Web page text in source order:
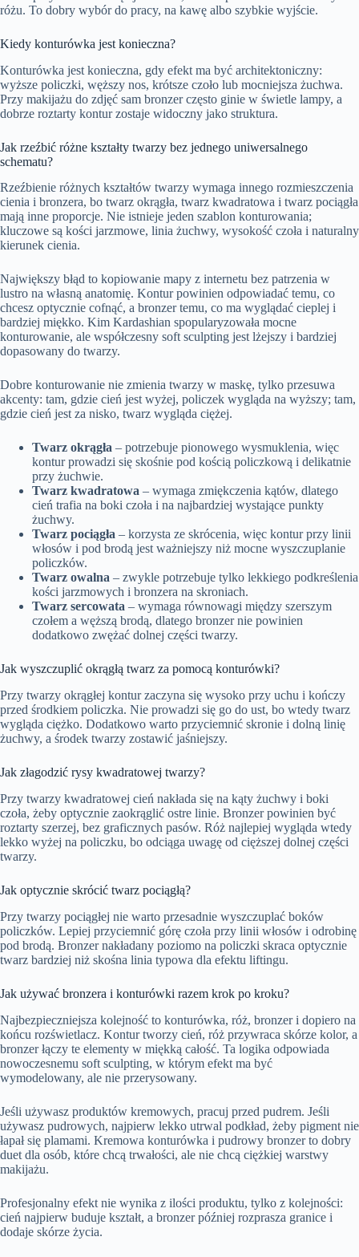
różu. To dobry wybór do pracy, na kawę albo szybkie wyjście.
Kiedy konturówka jest konieczna?
Konturówka jest konieczna, gdy efekt ma być architektoniczny:
wyższe policzki, węższy nos, krótsze czoło lub mocniejsza żuchwa.
Przy makijażu do zdjęć sam bronzer często ginie w świetle lampy, a
dobrze roztarty kontur zostaje widoczny jako struktura.
Jak rzeźbić różne kształty twarzy bez jednego uniwersalnego
schematu?
Rzeźbienie różnych kształtów twarzy wymaga innego rozmieszczenia
cienia i bronzera, bo twarz okrągła, twarz kwadratowa i twarz pociągła
mają inne proporcje. Nie istnieje jeden szablon konturowania;
kluczowe są kości jarzmowe, linia żuchwy, wysokość czoła i naturalny
kierunek cienia.
Największy błąd to kopiowanie mapy z internetu bez patrzenia w
lustro na własną anatomię. Kontur powinien odpowiadać temu, co
chcesz optycznie cofnąć, a bronzer temu, co ma wyglądać cieplej i
bardziej miękko. Kim Kardashian spopularyzowała mocne
konturowanie, ale współczesny soft sculpting jest lżejszy i bardziej
dopasowany do twarzy.
Dobre konturowanie nie zmienia twarzy w maskę, tylko przesuwa
akcenty: tam, gdzie cień jest wyżej, policzek wygląda na wyższy; tam,
gdzie cień jest za nisko, twarz wygląda ciężej.
Twarz okrągła – potrzebuje pionowego wysmuklenia, więc
kontur prowadzi się skośnie pod kością policzkową i delikatnie
przy żuchwie.
Twarz kwadratowa – wymaga zmiękczenia kątów, dlatego
cień trafia na boki czoła i na najbardziej wystające punkty
żuchwy.
Twarz pociągła – korzysta ze skrócenia, więc kontur przy linii
włosów i pod brodą jest ważniejszy niż mocne wyszczuplanie
policzków.
Twarz owalna – zwykle potrzebuje tylko lekkiego podkreślenia
kości jarzmowych i bronzera na skroniach.
Twarz sercowata – wymaga równowagi między szerszym
czołem a węższą brodą, dlatego bronzer nie powinien
dodatkowo zwężać dolnej części twarzy.
Jak wyszczuplić okrągłą twarz za pomocą konturówki?
Przy twarzy okrągłej kontur zaczyna się wysoko przy uchu i kończy
przed środkiem policzka. Nie prowadzi się go do ust, bo wtedy twarz
wygląda ciężko. Dodatkowo warto przyciemnić skronie i dolną linię
żuchwy, a środek twarzy zostawić jaśniejszy.
Jak złagodzić rysy kwadratowej twarzy?
Przy twarzy kwadratowej cień nakłada się na kąty żuchwy i boki
czoła, żeby optycznie zaokrąglić ostre linie. Bronzer powinien być
roztarty szerzej, bez graficznych pasów. Róż najlepiej wygląda wtedy
lekko wyżej na policzku, bo odciąga uwagę od cięższej dolnej części
twarzy.
Jak optycznie skrócić twarz pociągłą?
Przy twarzy pociągłej nie warto przesadnie wyszczuplać boków
policzków. Lepiej przyciemnić górę czoła przy linii włosów i odrobinę
pod brodą. Bronzer nakładany poziomo na policzki skraca optycznie
twarz bardziej niż skośna linia typowa dla efektu liftingu.
Jak używać bronzera i konturówki razem krok po kroku?
Najbezpieczniejsza kolejność to konturówka, róż, bronzer i dopiero na
końcu rozświetlacz. Kontur tworzy cień, róż przywraca skórze kolor, a
bronzer łączy te elementy w miękką całość. Ta logika odpowiada
nowoczesnemu soft sculpting, w którym efekt ma być
wymodelowany, ale nie przerysowany.
Jeśli używasz produktów kremowych, pracuj przed pudrem. Jeśli
używasz pudrowych, najpierw lekko utrwal podkład, żeby pigment nie
łapał się plamami. Kremowa konturówka i pudrowy bronzer to dobry
duet dla osób, które chcą trwałości, ale nie chcą ciężkiej warstwy
makijażu.
Profesjonalny efekt nie wynika z ilości produktu, tylko z kolejności:
cień najpierw buduje kształt, a bronzer później rozprasza granice i
dodaje skórze życia.